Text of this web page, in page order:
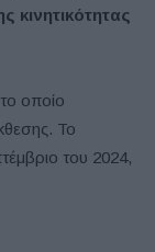
οποίο
Το
του 2024,